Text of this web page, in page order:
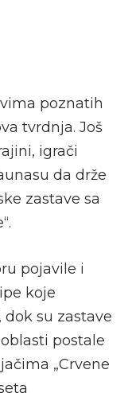
poznatih
tvrdnja. Još
igrači
da drže
zastave sa
pojavile i
koje
su zastave
postale
„Crvene